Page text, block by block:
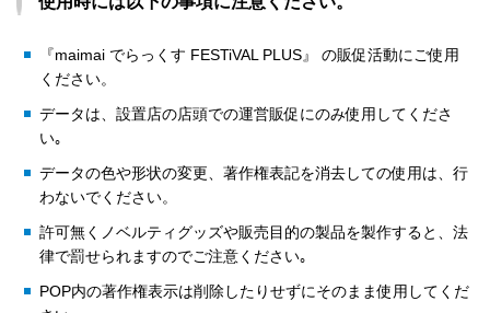
『maimai でらっくす FESTiVAL PLUS』 の販促活動にご使用
ください。
データは、設置店の店頭での運営販促にのみ使用してくださ
い｡
データの色や形状の変更、著作権表記を消去しての使用は、行
わないでください。
許可無くノベルティグッズや販売目的の製品を製作すると、法
律で罰せられますのでご注意ください｡
POP内の著作権表示は削除したりせずにそのまま使用してくだ